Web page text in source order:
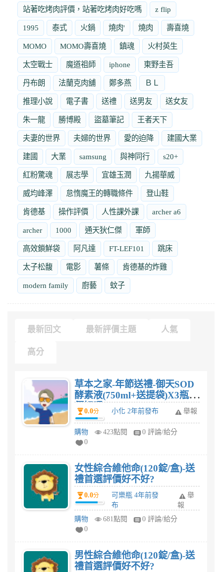
站著吃烤肉評價，站著吃烤肉好吃嗎 z flip
1995 泰式 火鍋 燒肉' 燒肉 壽喜燒
MOMO MOMO壽喜燒 鎮魂 火村英生
太空戰士 魔道祖師 iphone 東野圭吾
丹布朗 法蘭克肉舖 鄭多燕 ＢＬ
推理小說 電子書 送禮 送男友 送女友
朱一龍 勝博殿 盜墓筆記 王者天下
夫妻的世界 夫婦的世界 愛的迫降 建國大業
建國 大業 samsung 與神同行 s20+
紅粉驚魂 展志學 宜雄玉潤 九揚華威
威均峰澤 怠惰魔王的轉職條件 登山鞋
肯德基 操作評價 人性課外課 archer a6
archer 1000 通天狄仁傑 軍師
高效鎖鮮袋 阿凡達 FT-LEF101 跳床
太子松馥 電影 薯條 肯德基的炸雞
modern family 廚藝 蚊子
最新回文 最新評價主題 人氣
高分
草本之家-年節送禮-御天SOD
酵素液(750ml+送提袋)X3瓶評
價好嗎?
0.0分 小化 2年前發布 舉報
購物 423點閱
0 評論/給分
0
女性綜合維他命(120錠/盒)-送
禮首選評價好不好?
0.0分
可樂瓶 4年前發
布
舉
報
購物
681點閱
0 評論/給分
0
男性綜合維他命(120錠/盒)-送
禮首選評價好不好?